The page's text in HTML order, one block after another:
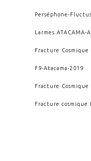
Perséphone-Fluctus
Larmes ATACAMA-
Fracture Cosmique
F9-Atacama-2019
Fracture Cosmique
Fracture cosmique I